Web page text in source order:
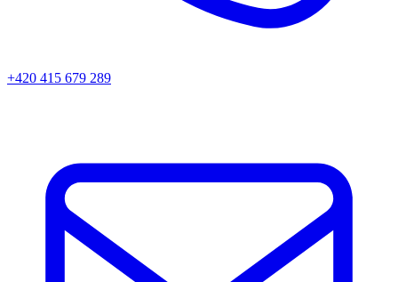
+420 415 679 289